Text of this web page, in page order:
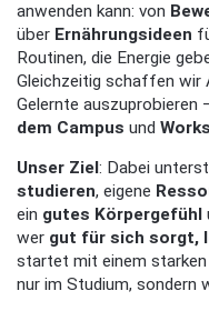
anwenden kann: von
über Ernährungsideen
Routinen, die Energie
Gleichzeitig schaffen wir
Gelernte auszuprobieren
dem Campus und
Unser Ziel : Dabei
studieren, eigene
ein gutes Körpergefühl
wer gut für sich sorgt,
startet mit einem
nur im Studium, sondern